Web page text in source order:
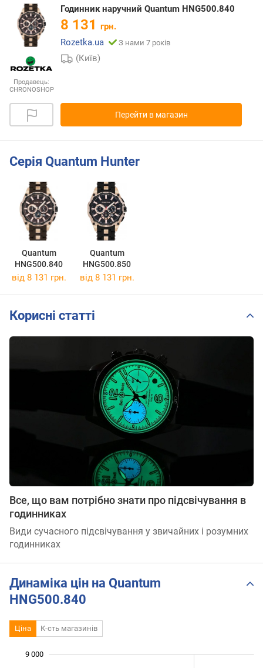
Продавець:
CHRONOSHOP
Годинник наручний Quantum HNG500.840
8 131 грн.
Rozetka.ua
З нами 7 років
(Київ)
Перейти в магазин
Серія Quantum Hunter
Quantum
HNG500.840
Quantum
HNG500.850
від 8 131 грн. від 8 131 грн.
Корисні статті
Все, що вам потрібно знати про підсвічування в
годинниках
Види сучасного підсвічування у звичайних і розумних
годинниках
Динаміка цін на Quantum
HNG500.840
Ціна К-сть магазинів
9 000